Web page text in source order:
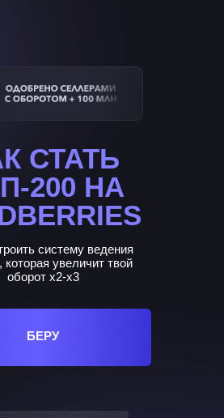
систему ведения
которая увеличит твой
оборот х2-х3
СТАТЬ
200 НА
БЕРУ